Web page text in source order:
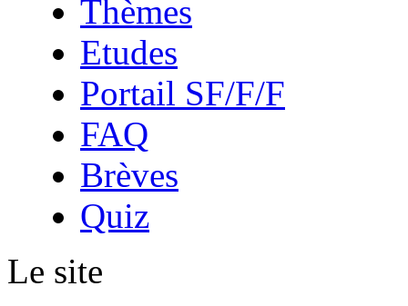
Thèmes
Etudes
Portail SF/F/F
FAQ
Brèves
Quiz
Le site